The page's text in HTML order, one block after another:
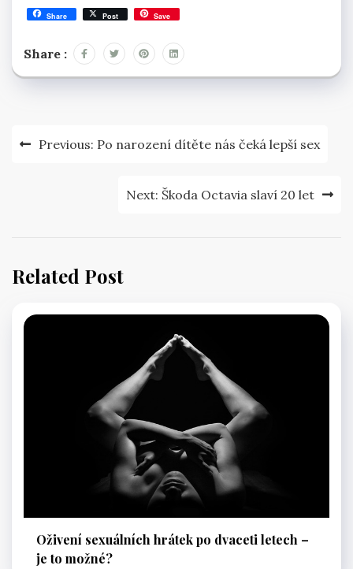
Share Post Save
Share :
Navigace
Previous: Po narození dítěte nás čeká lepší sex
Next: Škoda Octavia slaví 20 let
Related Post
Oživení sexuálních hrátek po dvaceti letech –
je to možné?